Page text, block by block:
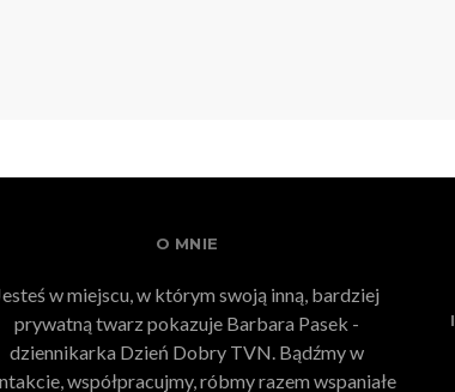
O MNIE
w miejscu, w którym swoją inną, bardziej
prywatną twarz pokazuje Barbara Pasek -
dziennikarka Dzień Dobry TVN. Bądźmy w
współpracujmy, róbmy razem wspaniałe